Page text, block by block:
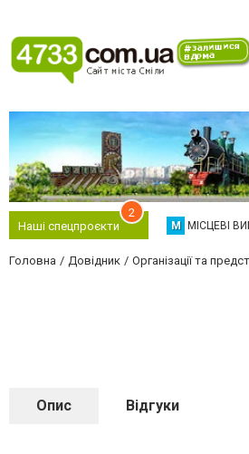
Наші спецпроєкти
2
М МІСЦЕВІ
Головна Довідник Організації та
Опис Відгуки